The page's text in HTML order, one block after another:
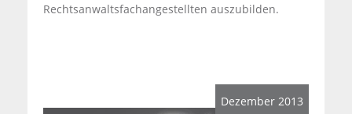
Rechtsanwaltsfachangestellten auszubilden.
Dezember 2013